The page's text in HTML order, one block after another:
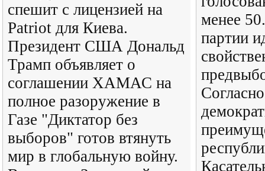
спешит с лицензией на
Patriot для Киева.
Президент США Дональд
Трамп объявляет о
соглашении ХАМАС на
полное разоружение в
Газе "Диктатор без
выборов" готов втянуть
мир в глобальную войну.
менее
партии